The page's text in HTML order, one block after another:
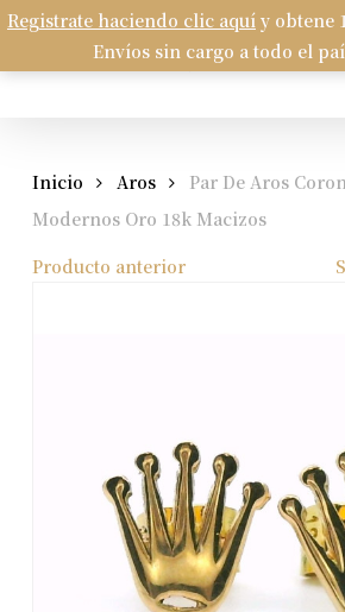
Registrate haciendo clic aquí y obtene
Envíos sin cargo a todo el
Skip
main
search
Carrito
Inicio Aros
Par De Aros
Modernos Oro 18k Macizos
Producto anterior